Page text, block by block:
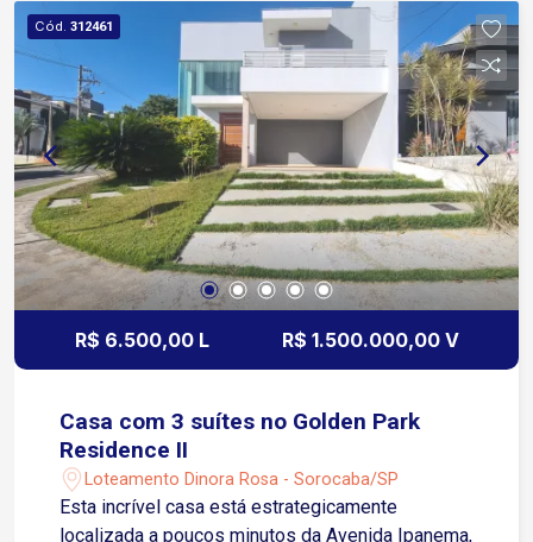
Região, próximo á academia, supermercados e
comércios em geral
Cód. 312461
R$ 6.500,00 L R$ 1.500.000,00 V
Casa com 3 suítes no Golden Park
Residence II
Loteamento Dinora Rosa - Sorocaba/SP
Esta incrível casa está estrategicamente
localizada a poucos minutos da Avenida Ipanema,